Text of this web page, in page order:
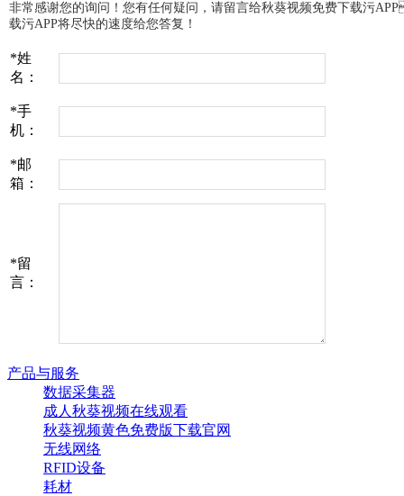
非常感谢您的询问！您有任何疑问，请留言给秋葵视频免费下载
载污APP将尽快的速度给您答复！
*姓
名：
*手
机：
*邮
箱：
*留
言：
产品与服务
数据采集器
成人秋葵视频在线观看
秋葵视频黄色免费版下载官网
无线网络
RFID设备
耗材